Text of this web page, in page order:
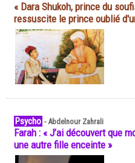
« Dara Shukoh, prince du
ressuscite le prince oublié
Psycho -Abdelnour Zahrali
Farah : « J’ai découvert que
une autre fille enceinte »